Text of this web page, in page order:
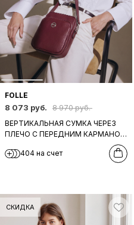
FOLLE
8 073 руб.
8 970 руб.
ВЕРТИКАЛЬНАЯ СУМКА ЧЕРЕЗ
ПЛЕЧО С ПЕРЕДНИМ КАРМАНОМ
БОРДОВОЙ КОЖИ
404 на счет
СКИДКА